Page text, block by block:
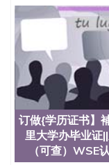
约大学为学生们
专业课程包括：
程、经济、医
学、美术、电
制、历史、电气
理、材料科学、
学、化学、英语
销、机械工程、
科、金融专业 1
信息，给出操作
材料； 3、留服
交时间，公司
订做{学历证书】
里大学办毕业证
（可查）WSE